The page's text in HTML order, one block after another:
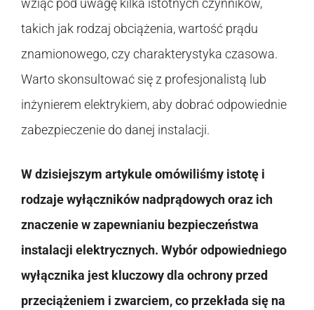
wziąć pod uwagę kilka istotnych czynników,
takich jak rodzaj obciążenia, wartość prądu
znamionowego, czy charakterystyka czasowa.
Warto skonsultować się z profesjonalistą lub
inżynierem elektrykiem, aby dobrać odpowiednie
zabezpieczenie do danej instalacji.
W dzisiejszym artykule omówiliśmy istotę i
rodzaje wyłączników nadprądowych oraz ich
znaczenie w zapewnianiu bezpieczeństwa
instalacji elektrycznych. Wybór odpowiedniego
wyłącznika jest kluczowy dla ochrony przed
przeciążeniem i zwarciem, co przekłada się na